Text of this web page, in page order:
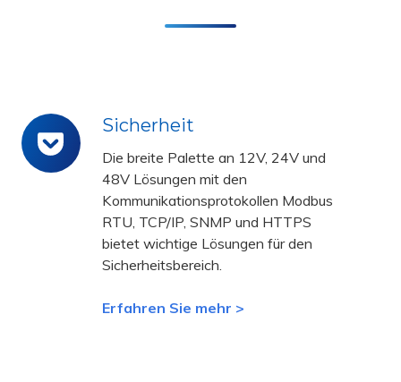
Sicherheit
Die breite Palette an 12V, 24V und
48V Lösungen mit den
Kommunikationsprotokollen Modbus
RTU, TCP/IP, SNMP und HTTPS
bietet wichtige Lösungen für den
Sicherheitsbereich.
Erfahren Sie mehr >
Sicherheit